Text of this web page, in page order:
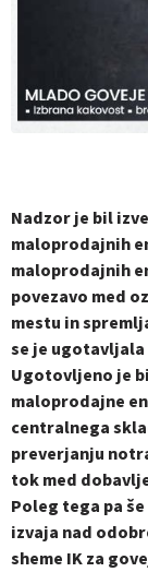
Nadzor je bil
maloprodajnih
maloprodajnih
povezavo med
mestu in
se je
Ugotovljeno je
maloprodajne
centralnega
preverjanju
tok med
Poleg tega pa
izvaja nad
sheme IK za